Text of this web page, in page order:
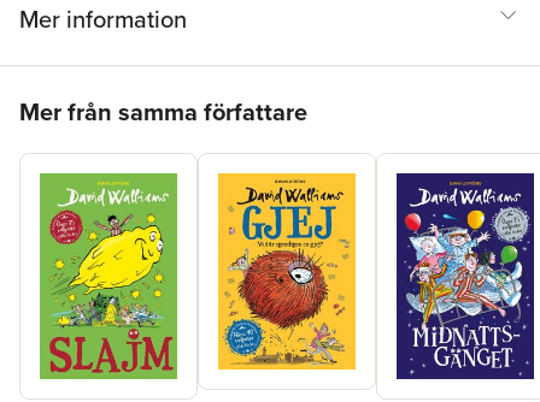
Mer information
Mer från samma författare